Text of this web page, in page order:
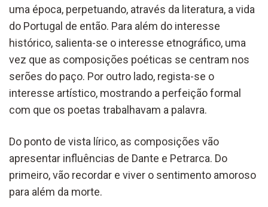
uma época, perpetuando, através da literatura, a vida
do Portugal de então. Para além do interesse
histórico, salienta-se o interesse etnográfico, uma
vez que as composições poéticas se centram nos
serões do paço. Por outro lado, regista-se o
interesse artístico, mostrando a perfeição formal
com que os poetas trabalhavam a palavra.
Do ponto de vista lírico, as composições vão
apresentar influências de Dante e Petrarca. Do
primeiro, vão recordar e viver o sentimento amoroso
para além da morte.